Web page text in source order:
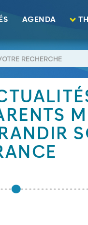
AGENDA
sonfant France
RETOUR